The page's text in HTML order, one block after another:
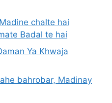
chalte hai
Badal te hai
Ya Khwaja
bahrobar, Madinay